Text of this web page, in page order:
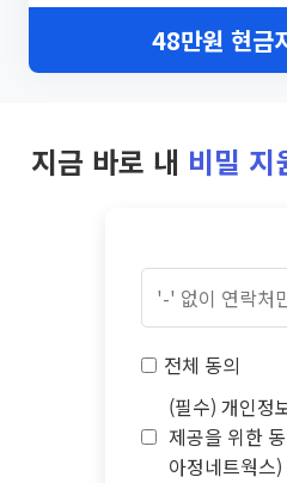
48만원 현금
지금 바로 내 비밀 지
전체 동의
(필수) 개인정
제공을 위한
아정네트웍스